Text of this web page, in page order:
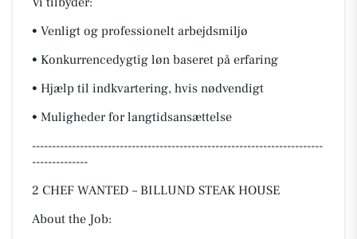
• Venligt og professionelt arbejdsmiljø
• Konkurrencedygtig løn baseret på erfaring
• Hjælp til indkvartering, hvis nødvendigt
• Muligheder for langtidsansættelse
-------------------------------------------------------------------------
--------------
2 CHEF WANTED – BILLUND STEAK HOUSE
About the Job: